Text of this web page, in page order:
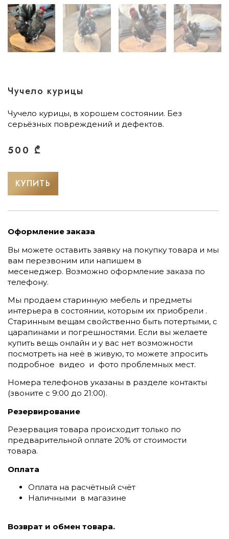
Чучело курицы
Чучело курицы, в хорошем состоянии. Без
серьёзных повреждений и дефектов.
500 ₾
КУПИТЬ
Оформление заказа
Вы можете оставить заявку на покупку товара и мы
вам перезвоним или напишем в
месенеджер. Возможно оформление заказа по
телефону.
Мы продаем старинную мебель и предметы
интерьера в состоянии, которым их приобрели .
Старинным вещам свойственно быть потертыми, с
царапинами и погрешностями. Если вы желаете
купить вещь онлайн и у вас нет возможности
посмотреть на неё в живую, то можете зпросить
подробное видео и фото проблемных мест.
Номера телефонов указаны в разделе контакты
(звоните c 9:00 до 21:00).
Резервирование
Резервация товара происходит только по
предварительной оплате 20% от стоимости
товара.
Оплата
Оплата на расчётный счёт
Наличными в магазине
Возврат и обмен товара.